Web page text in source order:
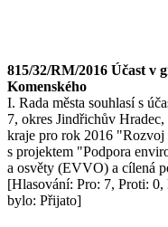
815/32/RM/2016 Účast v
Komenského
I. Rada města souhlasí s
7, okres Jindřichův
kraje pro rok 2016
s projektem "Podpora
a osvěty (EVVO) a cílená
[Hlasování: Pro: 7, Proti: 0,
bylo: Přijato]